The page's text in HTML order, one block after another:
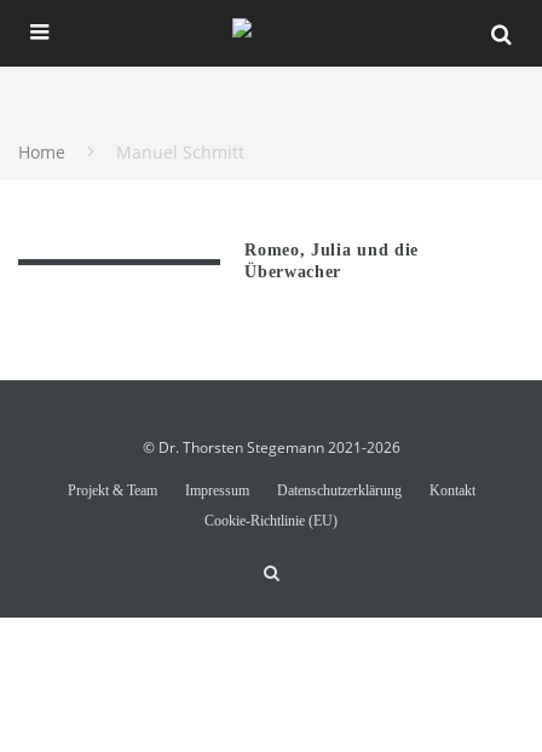
Home Manuel Schmitt
Romeo, Julia und die
Überwacher
© Dr. Thorsten Stegemann 2021-2026
Projekt & Team Impressum Datenschutzerklärung
Kontakt
Cookie-Richtlinie (EU)